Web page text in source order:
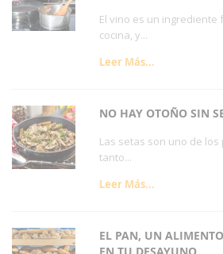
El vino es un
cocina, y...
Leer Más...
NO HAY OTOÑO SIN
Las setas son uno de
tanto...
Leer Más...
EL PAN, UN